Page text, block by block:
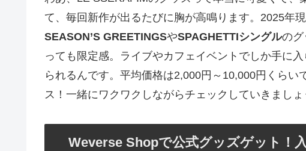
て、毎回新作が出るたびに胸が高鳴ります。2025年
SEASON’S GREETINGSやSPAGHETTIシングルのグ
っても限定感。ライブやカフェイベントでしか手に
られるんです。平均価格は2,000円～10,000円くら
ス！一緒にワクワクしながらチェックしていきましょ
Weverse Shopで公式グッズゲット！